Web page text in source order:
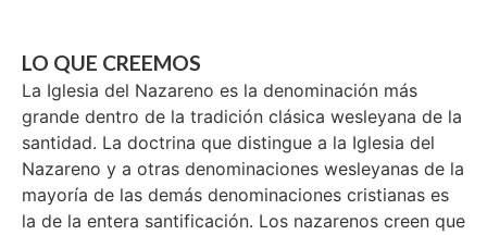
LO QUE CREEMOS
La Iglesia del Nazareno es la denominación más
grande dentro de la tradición clásica wesleyana de la
santidad. La doctrina que distingue a la Iglesia del
Nazareno y a otras denominaciones wesleyanas de la
mayoría de las demás denominaciones cristianas es
la de la entera santificación. Los nazarenos creen que